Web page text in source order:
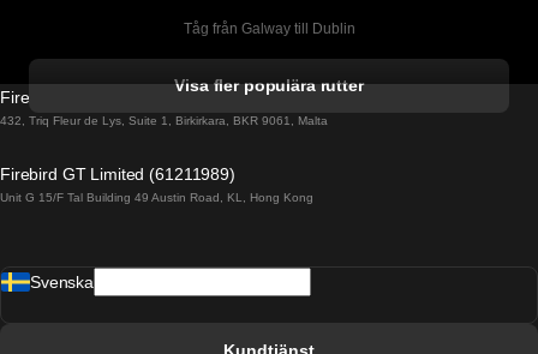
Tåg från Galway till Dublin
Tåg från Porto till Faro
Tåg från Barcelona till Madrid
Visa fler populära rutter
Firebird GT Limited (OC 1451)
432, Triq Fleur de Lys, Suite 1, Birkirkara, BKR 9061, Malta
Firebird GT Limited (61211989)
Unit G 15/F Tal Building 49 Austin Road, KL, Hong Kong
Svenska